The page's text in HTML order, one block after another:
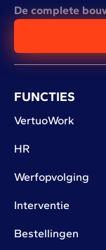
De complete
FUNCTIES
VertuoWork
HR
Werfopvolging
Interventie
Bestellingen